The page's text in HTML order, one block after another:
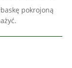
pokrojoną